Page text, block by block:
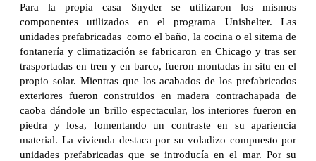
Para la propia casa Snyder se utilizaron los mismos
componentes utilizados en el programa Unishelter. Las
unidades prefabricadas como el baño, la cocina o el sitema de
fontanería y climatización se fabricaron en Chicago y tras ser
trasportadas en tren y en barco, fueron montadas in situ en el
propio solar. Mientras que los acabados de los prefabricados
exteriores fueron construidos en madera contrachapada de
caoba dándole un brillo espectacular, los interiores fueron en
piedra y losa, fomentando un contraste en su apariencia
material. La vivienda destaca por su voladizo compuesto por
unidades prefabricadas que se introducía en el mar. Por su